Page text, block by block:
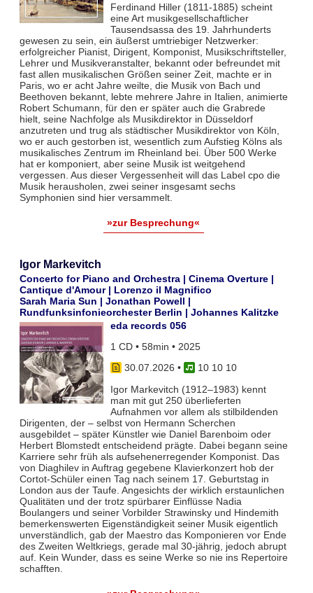
Ferdinand Hiller (1811-1885) scheint
eine Art musikgesellschaftlicher
Tausendsassa des 19. Jahrhunderts
gewesen zu sein, ein äußerst umtriebiger Netzwerker:
erfolgreicher Pianist, Dirigent, Komponist, Musikschriftsteller,
Lehrer und Musikveranstalter, bekannt oder befreundet mit
fast allen musikalischen Größen seiner Zeit, machte er in
Paris, wo er acht Jahre weilte, die Musik von Bach und
Beethoven bekannt, lebte mehrere Jahre in Italien, animierte
Robert Schumann, für den er später auch die Grabrede
hielt, seine Nachfolge als Musikdirektor in Düsseldorf
anzutreten und trug als städtischer Musikdirektor von Köln,
wo er auch gestorben ist, wesentlich zum Aufstieg Kölns als
musikalisches Zentrum im Rheinland bei. Über 500 Werke
hat er komponiert, aber seine Musik ist weitgehend
vergessen. Aus dieser Vergessenheit will das Label cpo die
Musik herausholen, zwei seiner insgesamt sechs
Symphonien sind hier versammelt.
»zur Besprechung«
Igor Markevitch
Concerto for Piano and Orchestra | Cinema Overture |
Cantique d'Amour | Lorenzo il Magnifico
Sarah Maria Sun | Jonathan Powell |
Rundfunksinfonieorchester Berlin | Johannes Kalitzke
eda records 056
1 CD • 58min • 2025
30.07.2026 •
10 10 10
Igor Markevitch (1912–1983) kennt
man mit gut 250 überlieferten
Aufnahmen vor allem als stilbildenden
Dirigenten, der – selbst von Hermann Scherchen
ausgebildet – später Künstler wie Daniel Barenboim oder
Herbert Blomstedt entscheidend prägte. Dabei begann seine
Karriere sehr früh als aufsehenerregender Komponist. Das
von Diaghilev in Auftrag gegebene Klavierkonzert hob der
Cortot-Schüler einen Tag nach seinem 17. Geburtstag in
London aus der Taufe. Angesichts der wirklich erstaunlichen
Qualitäten und der trotz spürbarer Einflüsse Nadia
Boulangers und seiner Vorbilder Strawinsky und Hindemith
bemerkenswerten Eigenständigkeit seiner Musik eigentlich
unverständlich, gab der Maestro das Komponieren vor Ende
des Zweiten Weltkriegs, gerade mal 30-jährig, jedoch abrupt
auf. Kein Wunder, dass es seine Werke so nie ins Repertoire
schafften.